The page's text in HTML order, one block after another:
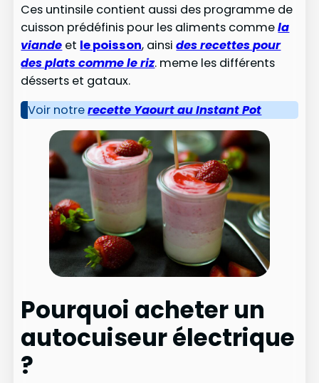
Ces untinsile contient aussi des programme de
cuisson prédéfinis pour les aliments commela
viande et le poisson, ainsides recettes pour
des plats comme le riz. meme les différents
désserts et gataux.
Voir notrerecette Yaourt au Instant Pot
Pourquoi acheter un
autocuiseur électrique
?